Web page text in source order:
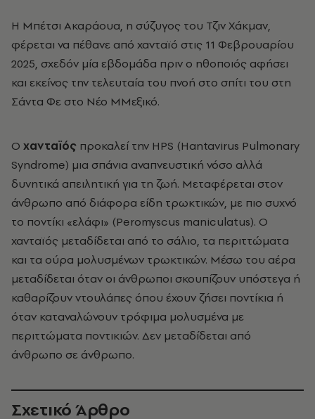
Η Μπέτσι Ακαράουα, η σύζυγος του Τζιν Χάκμαν,
φέρεται να πέθανε από χανταϊό στις 11 Φεβρουαρίου
2025, σχεδόν μία εβδομάδα πριν ο ηθοποιός αφήσει
και εκείνος την τελευταία του πνοή στο σπίτι του στη
Σάντα Φε στο Νέο ΜΜεξικό.
Ο χανταϊός προκαλεί την HPS (Hantavirus Pulmonary
Syndrome) μια σπάνια αναπνευστική νόσο αλλά
δυνητικά απειλητική για τη ζωή. Μεταφέρεται στον
άνθρωπο από διάφορα είδη τρωκτικών, με πιο συχνό
το ποντίκι «ελάφι» (Peromyscus maniculatus). Ο
χανταϊός μεταδίδεται από το σάλιο, τα περιττώματα
και τα ούρα μολυσμένων τρωκτικών. Μέσω του αέρα
μεταδίδεται όταν οι άνθρωποι σκουπίζουν υπόστεγα ή
καθαρίζουν ντουλάπες όπου έχουν ζήσει ποντίκια ή
όταν καταναλώνουν τρόφιμα μολυσμένα με
περιττώματα ποντικιών. Δεν μεταδίδεται από
άνθρωπο σε άνθρωπο.
Σχετικό Άρθρο